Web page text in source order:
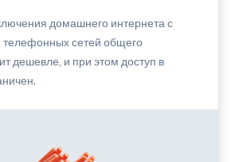
домашнего интернета с
телефонных сетей общего
дешевле, и при этом доступ в